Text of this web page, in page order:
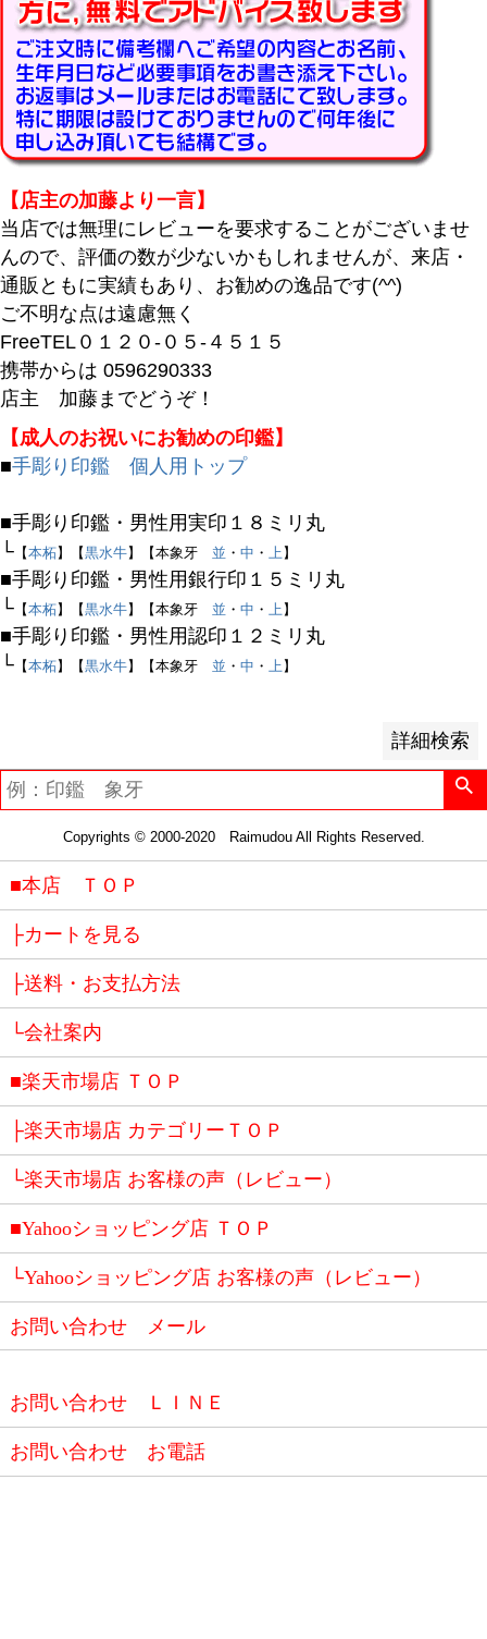
【店主の加藤より一言】
当店では無理にレビューを要求することがございませ
んので、評価の数が少ないかもしれませんが、来店・
通販ともに実績もあり、お勧めの逸品です(^^)
ご不明な点は遠慮無く
FreeTEL０１２０-０５-４５１５
携帯からは 0596290333
店主 加藤までどうぞ！
【成人のお祝いにお勧めの印鑑】
■手彫り印鑑 個人用トップ
■手彫り印鑑・男性用実印１８ミリ丸
└ 【本柘】【黒水牛】【本象牙 並 ・ 中 ・ 上】
■手彫り印鑑・男性用銀行印１５ミリ丸
└ 【本柘】【黒水牛】【本象牙 並 ・ 中 ・ 上】
■手彫り印鑑・男性用認印１２ミリ丸
└ 【本柘】【黒水牛】【本象牙 並 ・ 中 ・ 上】
詳細検索
限定
再入荷
翌日発送
在庫なし商品
在庫なし商品を表示しない
商品番号/JANコード
バンドル販売
予約商品
予約商品のみを表示
並び順
新着順
登録順
価格が安い順
価格が高い順
優先度順
レビュー順
キーワードヒット順
Copyrights © 2000-2020 Raimudou All Rights Reserved.
■本店 ＴＯＰ
├カートを見る
├送料・お支払方法
└会社案内
■楽天市場店 ＴＯＰ
├楽天市場店 カテゴリーＴＯＰ
└楽天市場店 お客様の声（レビュー）
■Yahooショッピング店 ＴＯＰ
└Yahooショッピング店 お客様の声（レビュー）
お問い合わせ メール
お問い合わせ ＬＩＮＥ
お問い合わせ お電話